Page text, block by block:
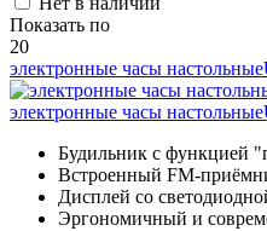
Показать по
20
электронные часы настольные
электронные часы настольные
Будильник с функцией
Встроенный FM-
Дисплей со
Эргономичный и